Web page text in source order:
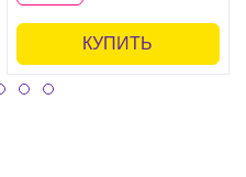
КУПИТЬ